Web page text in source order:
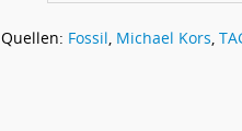
Quellen: Fossil, Michael Kors,